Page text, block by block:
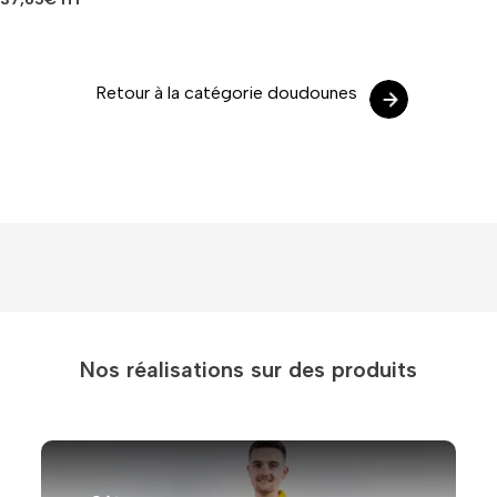
Retour à la catégorie doudounes
Nos réalisations sur des produits